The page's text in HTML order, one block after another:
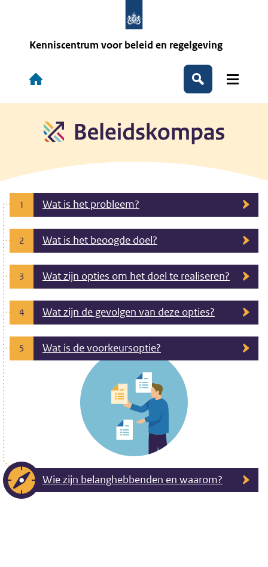
Kenniscentrum voor beleid en regelgeving
Hoofdnavigatie
Zoeken
1 Wat is het probleem?
2 Wat is het beoogde doel?
3 Wat zijn opties om het doel te realiseren?
4 Wat zijn de gevolgen van deze opties?
5 Wat is de voorkeursoptie?
Wie zijn belanghebbenden en waarom?